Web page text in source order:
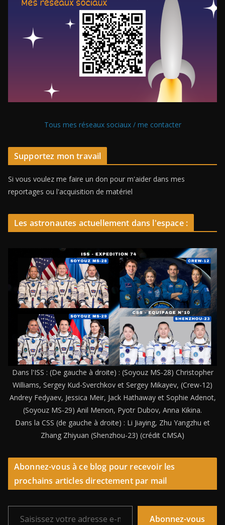
Tous mes réseaux sociaux / me contacter
Supportez mon travail
Si vous voulez me faire un don pour m'aider dans mes
reportages ou l'acquisition de matériel
Les astronautes actuellement dans l'espace :
Dans l'ISS : (De gauche à droite) : (Soyouz MS-28) Christopher
Williams, Sergey Kud-Sverchkov et Sergey Mikayev, (Crew-12)
Andrey Fedyaev, Jessica Meir, Jack Hathaway et Sophie Adenot,
(Soyouz MS-29) Anil Menon, Pyotr Dubov, Anna Kikina.
Dans la CSS (de gauche à droite) : Li Jiaying, Zhu Yangzhu et
Zhang Zhiyuan (Shenzhou-23) (crédit CMSA)
Abonnez-vous à ce blog pour recevoir les
prochains articles directement par mail
Saisissez votre adresse e-mail…
Abonnez-vous